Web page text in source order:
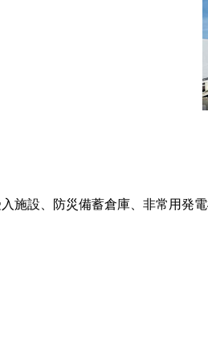
施設、防災備蓄倉庫、非常用発